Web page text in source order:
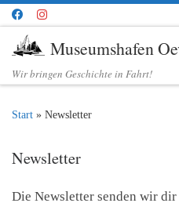
Zum Inhalt springen
Museumshafen
Wir bringen Geschichte in Fahrt!
Start » Newsletter
Newsletter
Die Newsletter senden wir